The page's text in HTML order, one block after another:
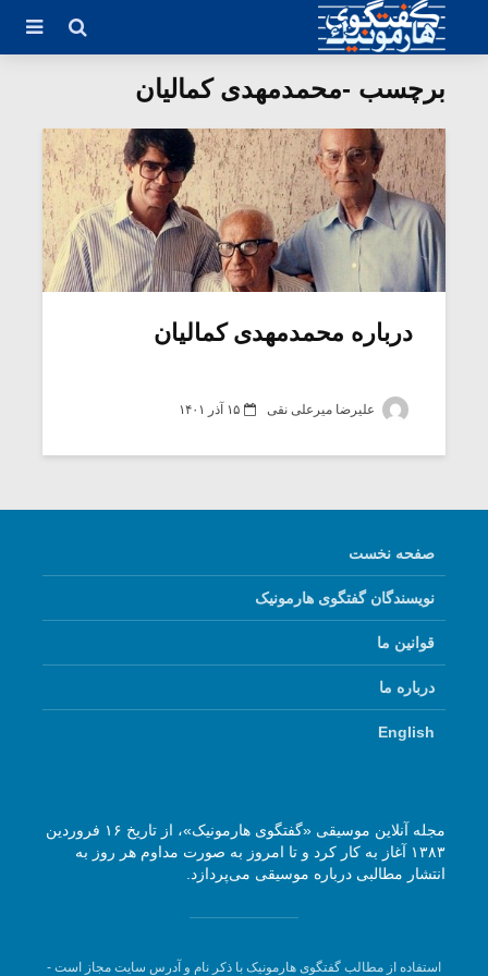
برچسب -محمدمهدی كمالیان
درباره محمدمهدی کمالیان
علیرضا میرعلی نقی ۱۵ آذر ۱۴۰۱
صفحه نخست
نویسندگان گفتگوی هارمونیک
قوانین ما
درباره ما
English
مجله آنلاین موسیقی «گفتگوی هارمونیک»، از تاریخ ۱۶ فروردین
۱۳۸۳ آغاز به کار کرد و تا امروز به صورت مداوم هر روز به
انتشار مطالبی درباره موسیقی می‌پردازد.
استفاده از مطالب گفتگوی هارمونیک با ذکر نام و آدرس سایت مجاز است -